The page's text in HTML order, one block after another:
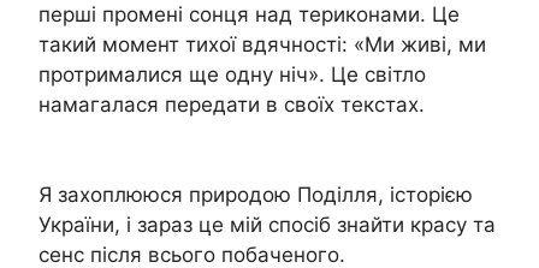
перші промені сонця над териконами. Це
такий момент тихої вдячності: «Ми живі, ми
протрималися ще одну ніч». Це світло
намагалася передати в своїх текстах.
Я захоплююся природою Поділля, історією
України, і зараз це мій спосіб знайти красу та
сенс після всього побаченого.